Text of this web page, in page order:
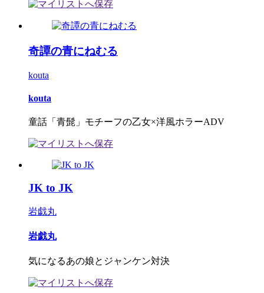
奇譚の青にねむる
kouta
kouta
童話「青髭」モチーフの乙女×洋風ホラーADV
JK to JK
岩戯丸
岩戯丸
気になるあの娘とジャンケン対決